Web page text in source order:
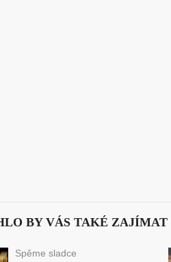
BY VÁS TAKÉ ZAJÍMAT
Spěme sladce